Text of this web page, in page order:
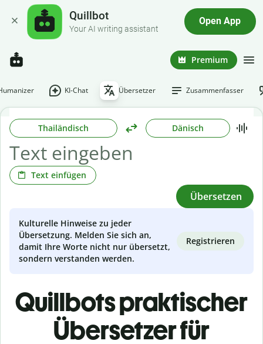
Quillbot
Your AI writing assistant
Open App
Premium
KI-Chat Übersetzer Zusammenfasser
Thailändisch Dänisch
Text einfügen
Übersetzen
Kulturelle Hinweise zu jeder
Übersetzung. Melden Sie sich an,
damit Ihre Worte nicht nur übersetzt,
sondern verstanden werden.
Registrieren
Quillbots praktischer
Übersetzer für